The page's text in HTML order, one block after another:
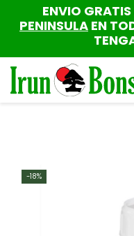
ENVIO
PENINSULA EN
-18%